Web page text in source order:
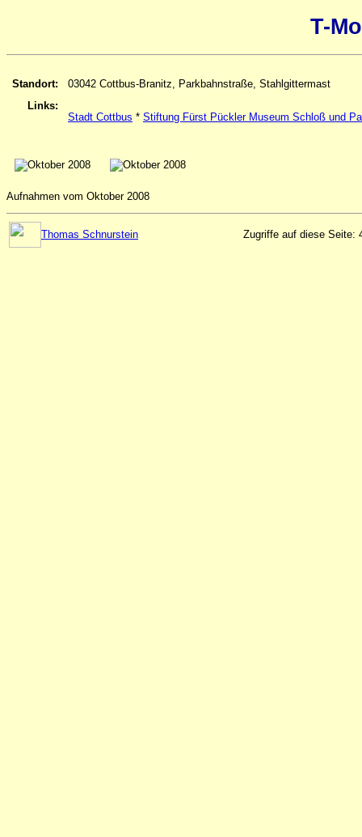
T-
Standort:
03042 Cottbus-Branitz, Parkbahnstraße, Stahlgittermast
Links:
Stadt Cottbus * Stiftung Fürst Pückler Museum Schloß und
Aufnahmen vom Oktober 2008
Thomas Schnurstein Zugriffe auf diese Seite: